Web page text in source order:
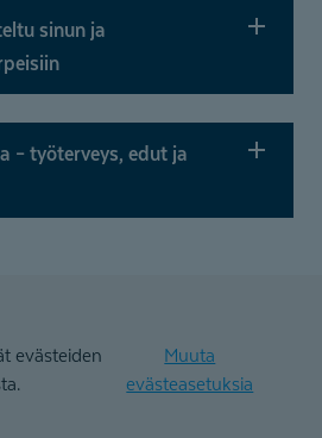
sinun ja
– työterveys, edut ja
evästeiden
Muuta
evästeasetuksia